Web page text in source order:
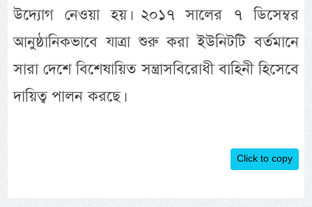
উদ্যোগ নেওয়া হয়। ২০১৭ সালের ৭ ডিসেম্বর
আনুষ্ঠানিকভাবে যাত্রা শুরু করা ইউনিটটি বর্তমানে
সারা দেশে বিশেষায়িত সন্ত্রাসবিরোধী বাহিনী হিসেবে
দায়িত্ব পালন করছে।
Click to copy